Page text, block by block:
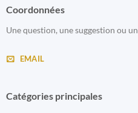
Coordonnées
Une question, une suggestion ou
EMAIL
Catégories principales